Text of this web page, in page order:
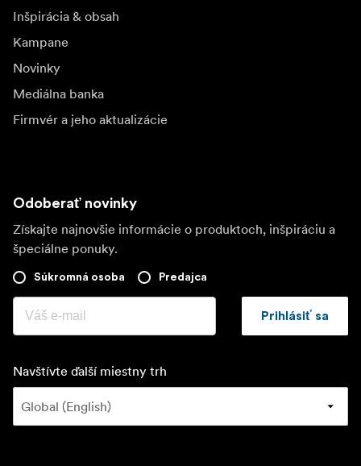
Inšpirácia & obsah
Kampane
Novinky
Mediálna banka
Firmvér a jeho aktualizácie
Odoberať novinky
Získajte najnovšie informácie o produktoch, inšpiráciu a
špeciálne ponuky.
Súkromná osoba Predajca
Prihlásiť sa
Navštívte ďalší miestny trh